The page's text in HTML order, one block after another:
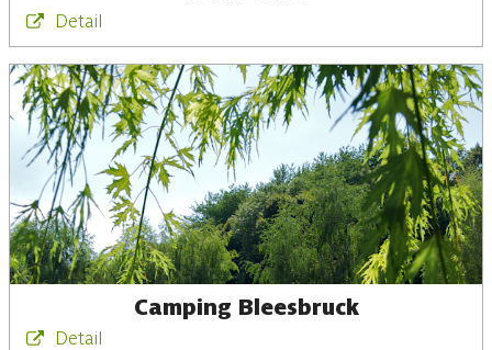
Detail
Camping Bleesbruck
Detail